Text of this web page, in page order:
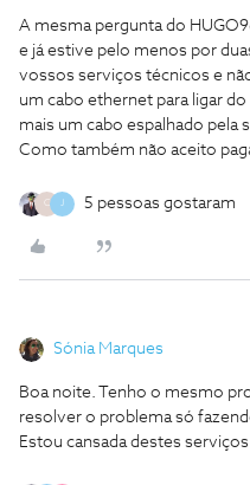
A mesma pergunta do
e já estive pelo menos por
vossos serviços técnicos e
um cabo ethernet para ligar
mais um cabo espalhado pela
Como também não aceito
C J 5 pessoas gostaram
Sónia Marques
Boa noite. Tenho o mesmo
resolver o problema só
Estou cansada destes